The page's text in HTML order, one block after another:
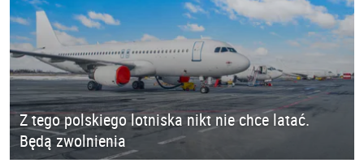
Z tego polskiego lotniska nikt nie chce latać.
Będą zwolnienia